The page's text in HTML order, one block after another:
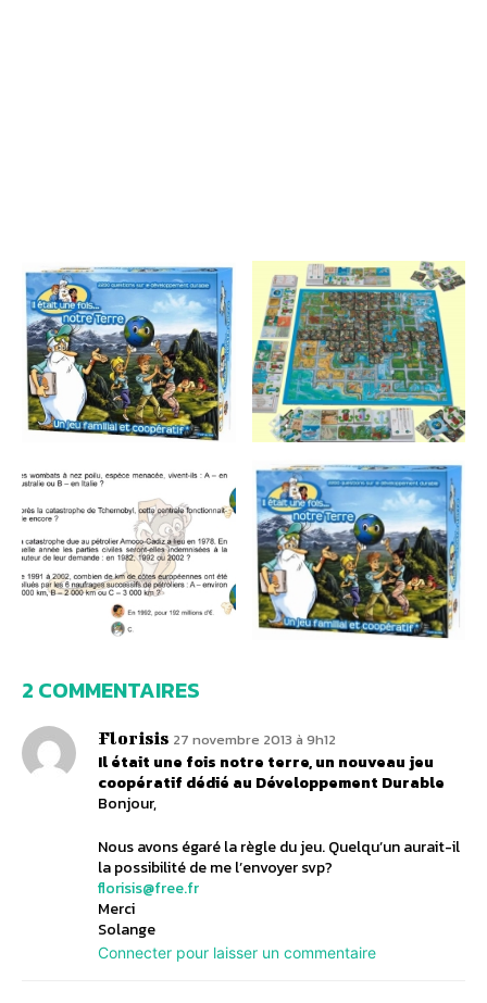
2 COMMENTAIRES
Florisis 27 novembre 2013 à 9h12
Il était une fois notre terre, un nouveau jeu
coopératif dédié au Développement Durable
Bonjour,
Nous avons égaré la règle du jeu. Quelqu’un aurait-il
la possibilité de me l’envoyer svp?
florisis@free.fr
Merci
Solange
Connecter pour laisser un commentaire